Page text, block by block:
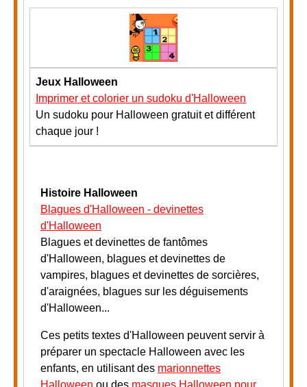
Jeux Halloween
Imprimer et colorier un sudoku d'Halloween
Un sudoku pour Halloween gratuit et différent
chaque jour !
Histoire Halloween
Blagues d'Halloween - devinettes
d'Halloween
Blagues et devinettes de fantômes
d'Halloween, blagues et devinettes de
vampires, blagues et devinettes de sorcières,
d'araignées, blagues sur les déguisements
d'Halloween...
Ces petits textes d'Halloween peuvent servir à
préparer un spectacle Halloween avec les
enfants, en utilisant des marionnettes
Halloween ou des masques Halloween pour